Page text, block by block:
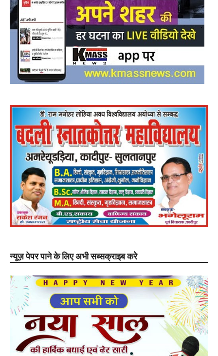
न्यूज़ पेपर पाने के लिए अभी सब्सक्राइब करे